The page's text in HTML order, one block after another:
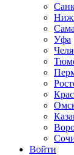
Уфа
Войти